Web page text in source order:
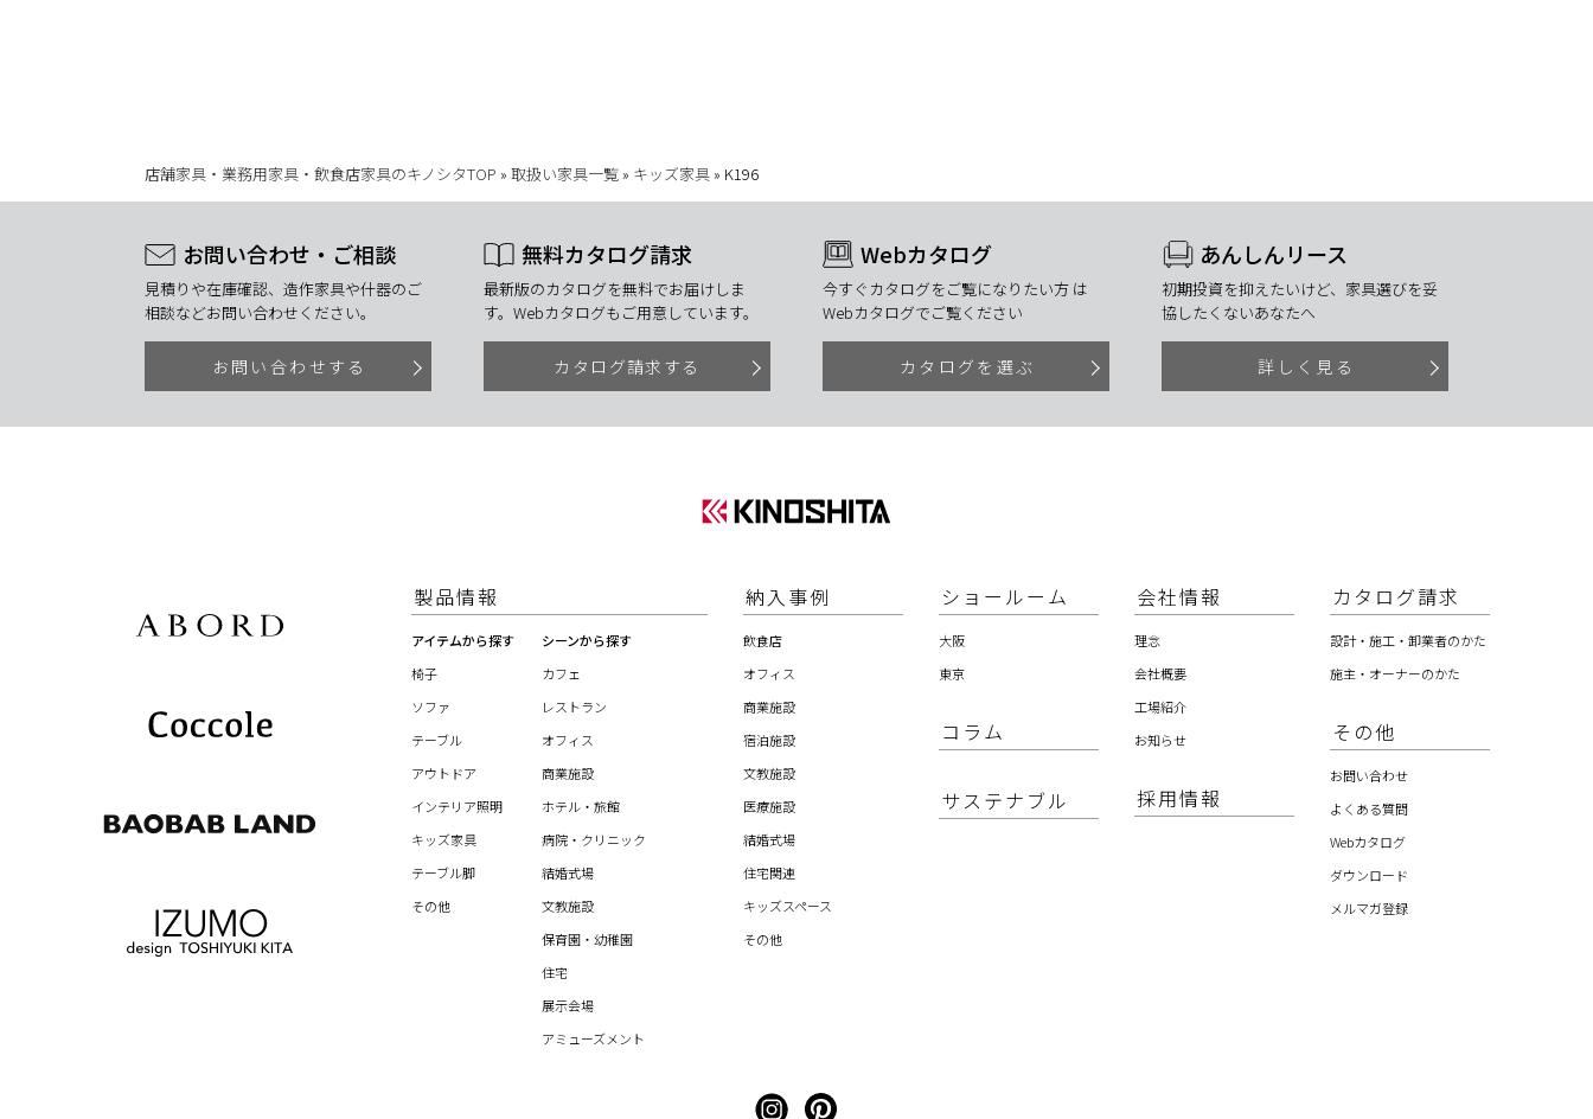
店舗家具・業務用家具・飲食店家具のキノシタTOP » 取扱い家具一覧» キッズ家具» K196
お問い合わせ・ご相談
見積りや在庫確認、造作家具や什器のご
相談などお問い合わせください。
お問い合わせする
無料カタログ請求
最新版のカタログを無料でお届けしま
す。Webカタログもご用意しています。
カタログ請求する
Webカタログ
今すぐカタログをご覧になりたい方 は
Webカタログでご覧ください
カタログを選ぶ
あんしんリース
初期投資を抑えたいけど、家具選びを妥
協したくないあなたへ
詳しく見る
製品情報
アイテムから探す
椅子
ソファ
テーブル
アウトドア
インテリア照明
キッズ家具
テーブル脚
その他
シーンから探す
カフェ
レストラン
オフィス
商業施設
ホテル・旅館
病院・クリニック
結婚式場
文教施設
保育園・幼稚園
住宅
展示会場
アミューズメント
納入事例
飲食店
オフィス
商業施設
宿泊施設
文教施設
医療施設
結婚式場
住宅関連
キッズスペース
その他
ショールーム
大阪
東京
コラム
サステナブル
会社情報
理念
会社概要
工場紹介
お知らせ
採用情報
カタログ請求
設計・施工・卸業者のかた
施主・オーナーのかた
その他
お問い合わせ
よくある質問
Webカタログ
ダウンロード
メルマガ登録